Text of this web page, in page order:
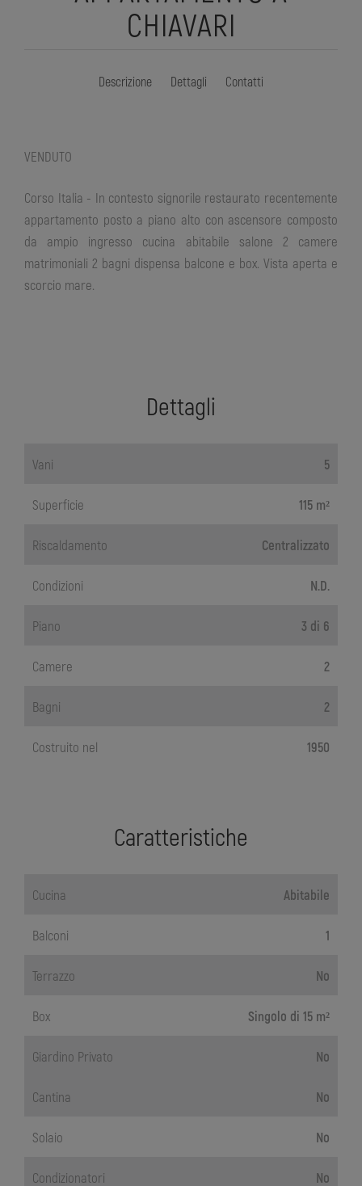
CHIAVARI
Descrizione Dettagli Contatti
VENDUTO
Corso Italia - In contesto signorile restaurato recentemente
appartamento posto a piano alto con ascensore composto
da ampio ingresso cucina abitabile salone 2 camere
matrimoniali 2 bagni dispensa balcone e box. Vista aperta e
scorcio mare.
Dettagli
Vani 5
Superficie 115 m²
Riscaldamento Centralizzato
Condizioni N.D.
Piano 3 di 6
Camere 2
Bagni 2
Costruito nel 1950
Caratteristiche
Cucina Abitabile
Balconi 1
Terrazzo No
Box Singolo di 15 m²
Giardino Privato No
Cantina No
Solaio No
Condizionatori No